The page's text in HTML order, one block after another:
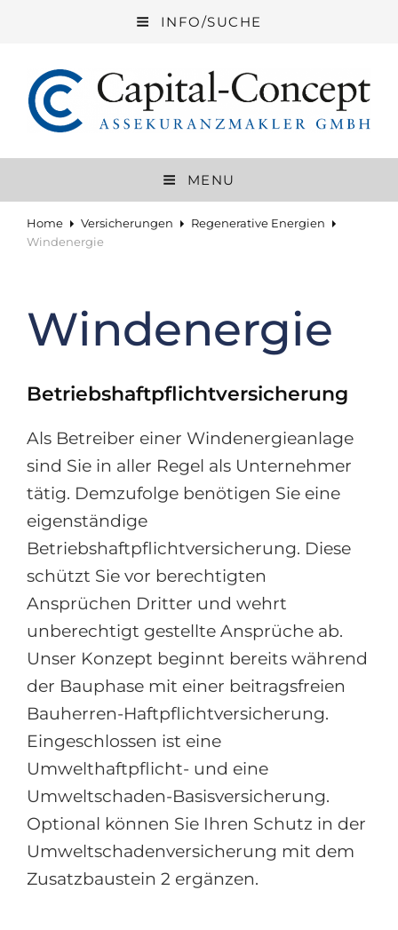
INFO/SUCHE
CAPITAL-CONCEPT ASSEKURANZ
GMBH
Versicherungen Mit Echtem Service
MENU
Home Versicherungen
Regenerative Energien
Windenergie
Windenergie
Betriebshaftpflichtversicherung
Als Betreiber einer Windenergieanlage
sind Sie in aller Regel als Unternehmer
tätig. Demzufolge benötigen Sie eine
eigenständige
Betriebshaftpflichtversicherung. Diese
schützt Sie vor berechtigten
Ansprüchen Dritter und wehrt
unberechtigt gestellte Ansprüche ab.
Unser Konzept beginnt bereits während
der Bauphase mit einer beitragsfreien
Bauherren-Haftpflichtversicherung.
Eingeschlossen ist eine
Umwelthaftpflicht- und eine
Umweltschaden-Basisversicherung.
Optional können Sie Ihren Schutz in der
Umweltschadenversicherung mit dem
Zusatzbaustein 2 ergänzen.